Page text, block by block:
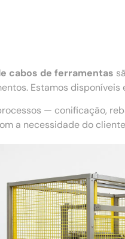
cabos de ferramentas
Estamos disponíveis
— conificação,
a necessidade do